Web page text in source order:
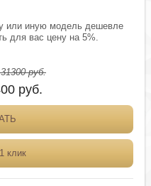
или иную модель дешевле
для вас цену на 5%.
31300руб.
руб.
клик